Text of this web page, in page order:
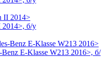
2014>, б/у
E-Klasse W213 2016>, б/